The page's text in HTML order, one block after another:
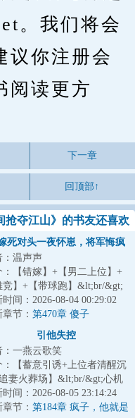
。我们将会
议你注册会
阅读更方
下一章
回顶部↑
抢夺江山》的书友还喜欢
死对头一夜怀崽，将军悔疯
：温声声
：【错嫁】+【男二上位】+
竞】+【带球跑】&lt;br/&gt;
魄郡主vs闷骚禁欲督主】
&gt;秦...
时间：2026-08-04 00:29:02
节： 第470章 傻子
引他失控
：一燕云歌笑
：【蓄意引诱+上位者清醒沉
妻火葬场】&lt;br/&gt;心机
美人【表情】暗恋成瘾医生
&gt;...
时间：2026-08-05 23:14:24
节： 第184章 疯子，他就是